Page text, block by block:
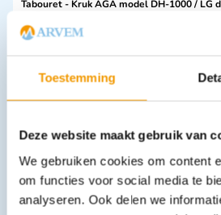
Toestemming
Deze website maakt gebruik van
We gebruiken cookies om content
om functies voor social media te
analyseren. Ook delen we
Tabouret - Kruk AGA model DH-1000 / LG
203 excl. btw